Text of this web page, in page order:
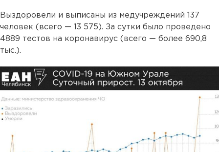
Выздоровели и выписаны из медучреждений 137
человек (всего — 13 575). За сутки было проведено
4889 тестов на коронавирус (всего — более 690,8
тыс.).